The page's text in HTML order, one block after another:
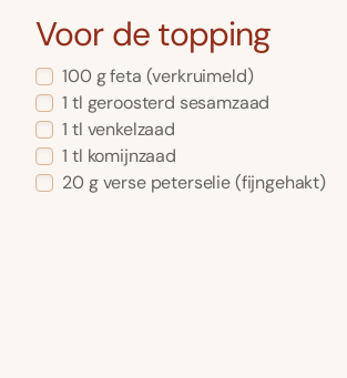
Voor de topping
100 gfeta (verkruimeld)
1 tl geroosterd sesamzaad
1 tl venkelzaad
1 tl komijnzaad
20 g verse peterselie(fijngehakt)